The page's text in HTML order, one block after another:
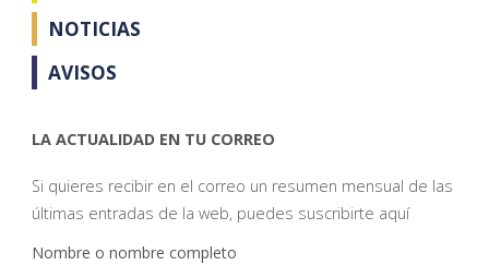
NOTICIAS
AVISOS
LA ACTUALIDAD EN TU CORREO
Si quieres recibir en el correo un resumen mensual de las
últimas entradas de la web, puedes suscribirte aquí
Nombre o nombre completo